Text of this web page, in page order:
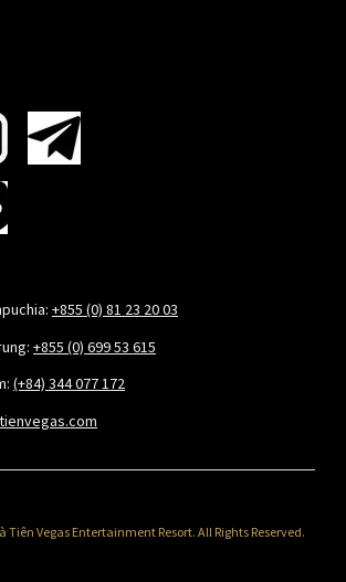
+855 (0) 81 23 20 03
+855 (0) 699 53 615
(+84) 344 077 172
Tiên Vegas Entertainment Resort. All Rights Reserved.